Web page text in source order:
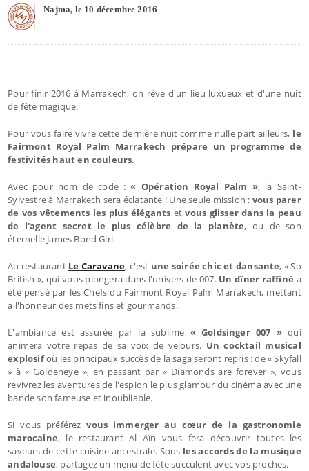
Najma, le 10 décembre 2016
Pour finir 2016 à Marrakech, on rêve d'un lieu luxueux et d'une nuit
de fête magique.
Pour vous faire vivre cette dernière nuit comme nulle part ailleurs, le
Fairmont Royal Palm Marrakech prépare un programme de
festivités haut en couleurs.
Avec pour nom de code :« Opération Royal Palm », la Saint-
Sylvestre à Marrakech sera éclatante ! Une seule mission : vous parer
de vos vêtements les plus élégants etvous glisser dans la peau
de l'agent secret le plus célèbre de la planète, ou de son
éternelle James Bond Girl.
Au restaurant Le Caravane, c'est une soirée chic et dansante, « So
British », qui vous plongera dans l'univers de 007. Un dîner raffiné a
été pensé par les Chefs du Fairmont Royal Palm Marrakech, mettant
à l'honneur des mets fins et gourmands.
L'ambiance est assurée par la sublime « Goldsinger 007 » qui
animera votre repas de sa voix de velours. Un cocktail musical
explosifoù les principaux succès de la saga seront repris : de « Skyfall
» à « Goldeneye », en passant par « Diamonds are forever », vous
revivrez les aventures de l'espion le plus glamour du cinéma avec une
bande son fameuse et inoubliable.
Si vous préférezvous immerger au cœur de la gastronomie
marocaine, le restaurant Al Aïn vous fera découvrir toutes les
saveurs de cette cuisine ancestrale. Sous les accords de la musique
andalouse, partagez un menu de fête succulent avec vos proches.